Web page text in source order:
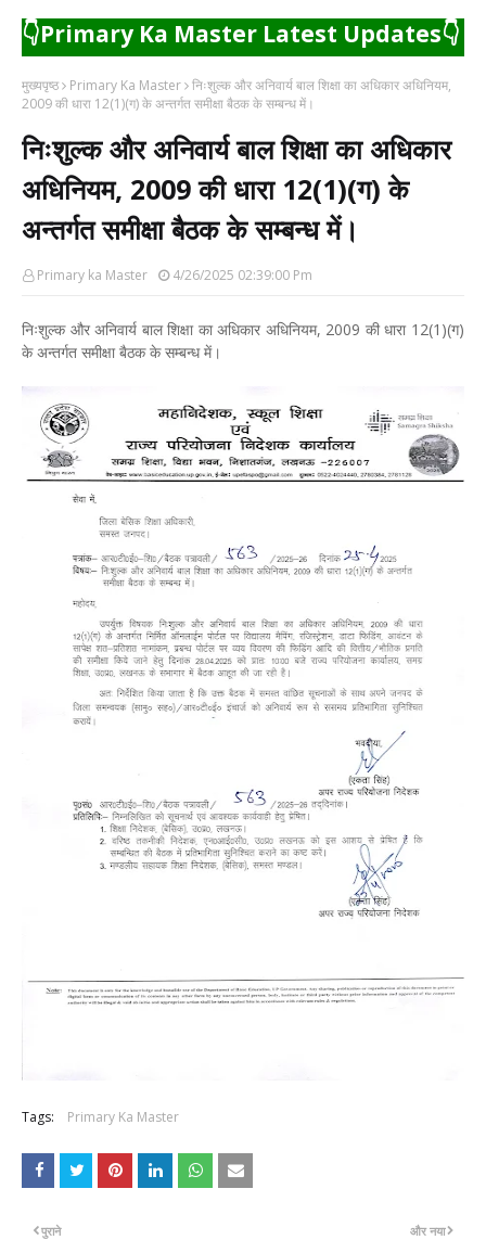
👇Primary Ka Master Latest Updates👇
मुख्यपृष्ठ Primary Ka Master निःशुल्क और अनिवार्य बाल शिक्षा का अधिकार अधिनियम,
2009 की धारा 12(1)(ग) के अन्तर्गत समीक्षा बैठक के सम्बन्ध में।
निःशुल्क और अनिवार्य बाल शिक्षा का अधिकार
अधिनियम, 2009 की धारा 12(1)(ग) के
अन्तर्गत समीक्षा बैठक के सम्बन्ध में।
Primary ka Master 4/26/2025 02:39:00 Pm
निःशुल्क और अनिवार्य बाल शिक्षा का अधिकार अधिनियम, 2009 की धारा 12(1)(ग)
के अन्तर्गत समीक्षा बैठक के सम्बन्ध में।
Tags: Primary Ka Master
और नया
पुराने